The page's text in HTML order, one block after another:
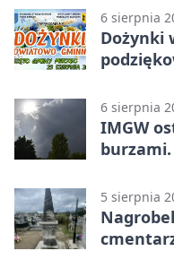
6 sierpnia
Dożynki
6 sierpnia
IMGW
5 sierpnia